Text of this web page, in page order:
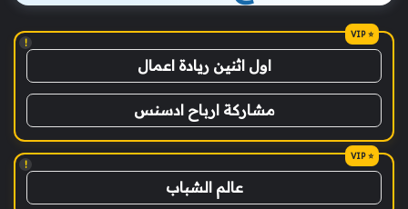
!
اول اثنين ريادة اعمال
مشاركة ارباح ادسنس
!
عالم الشباب